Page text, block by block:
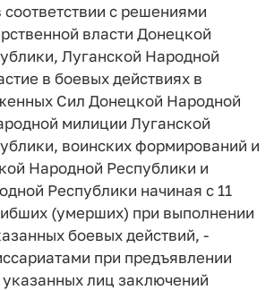
с решениями
власти Донецкой
Луганской Народной
в боевых действиях в
Сил Донецкой Народной
милиции Луганской
воинских формирований и
Народной Республики и
Республики начиная с 11
(умерших) при выполнении
боевых действий, -
при предъявлении
лиц заключений